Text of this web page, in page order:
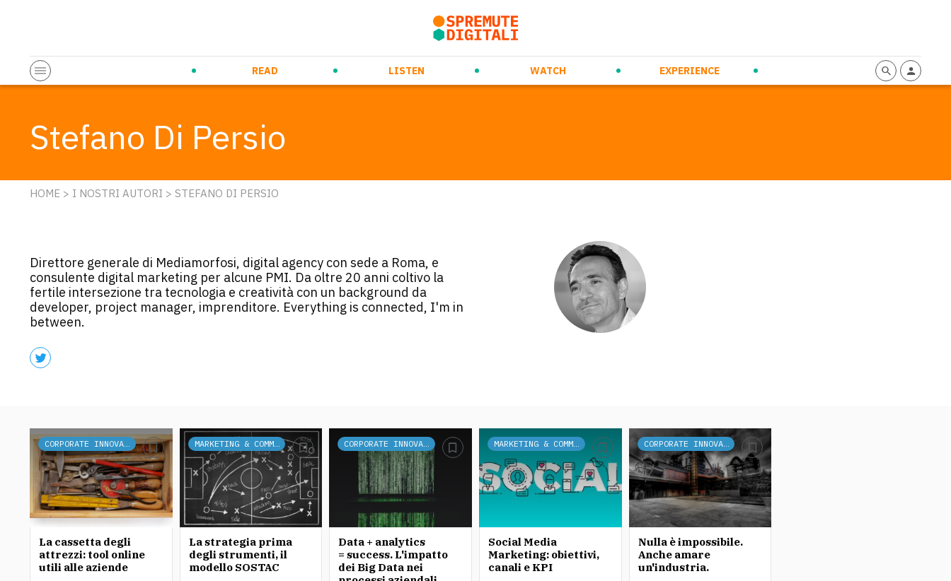
READ
Future Trends & Tech
LISTEN
Daily Orange Squeeze Audiospremute
WATCH
Videospremute
EXPERIENCE
Eventi passati
Stefano Di Persio
HOME > I NOSTRI AUTORI > STEFANO DI PERSIO
Direttore generale di Mediamorfosi, digital agency con sede a Roma, e
consulente digital marketing per alcune PMI. Da oltre 20 anni coltivo la
fertile intersezione tra tecnologia e creatività con un background da
developer, project manager, imprenditore. Everything is connected, I'm in
between.
CORPORATE INNOVATION
La cassetta degli
attrezzi: tool online
utili alle aziende
MARKETING & COMMUNICATION
La strategia prima
degli strumenti, il
modello SOSTAC
CORPORATE INNOVATION
Data + analytics
= success. L'impatto
dei Big Data nei
MARKETING & COMMUNICATION
Social Media
Marketing: obiettivi,
canali e KPI
CORPORATE INNOVATION
Nulla è impossibile.
Anche amare
un'industria.